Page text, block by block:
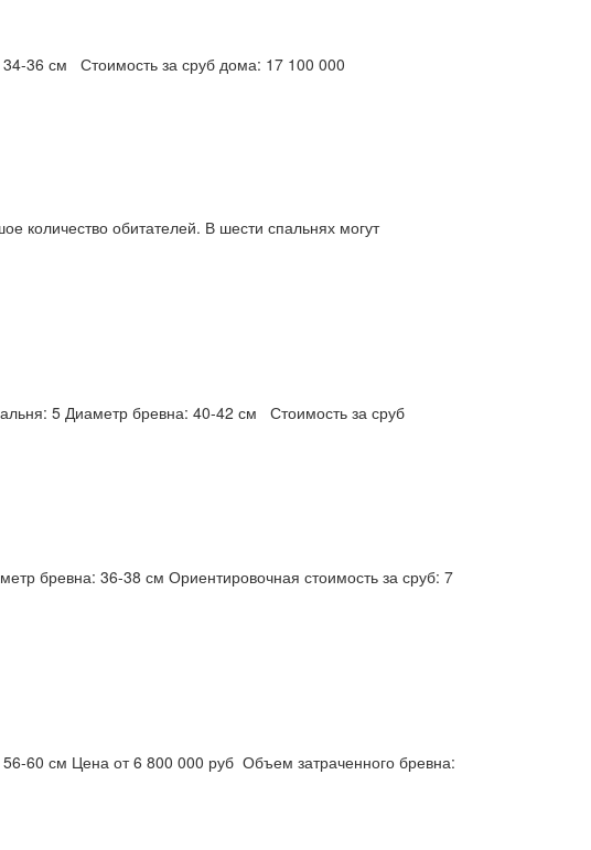
36 см Стоимость за сруб дома: 17 100 000
количество обитателей. В шести спальнях могут
5 Диаметр бревна: 40-42 см Стоимость за сруб
бревна: 36-38 см Ориентировочная стоимость за сруб: 7
60 см Цена от 6 800 000 руб Объем затраченного бревна: